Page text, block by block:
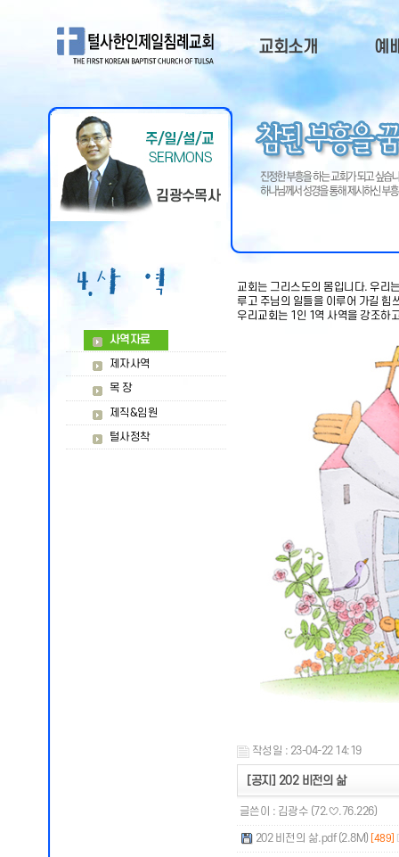
교회소개
담임목사
부교역자
목회비젼
교회광고
예
예
주일
QT
사역자료
제자사역
목 장
제직&임원
털사정착
교회는 그리스도의 몸입니다. 우리
루고 주님의 일들을 이루어 가길 힘
우리교회는 1인 1역 사역을 강조하
작성일 : 23-04-22 14:19
[공지] 202 비전의 삶
글쓴이 : 김광수 (72.♡.76.226)
202 비전의 삶.pdf (2.8M) [489]